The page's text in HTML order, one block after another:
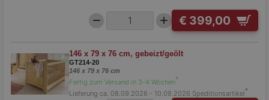
€ 399,00
146 x 79 x 76 cm, gebeizt/geölt
GT214-20
146 x 79 x 76 cm
Fertig zum Versand in 3-4 Wochen*
Lieferung ca. 08.09.2026 - 10.09.2026 Speditionsartikel*